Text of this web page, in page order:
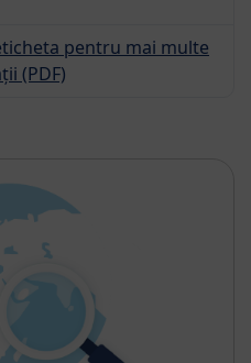
pentru mai multe
(PDF)